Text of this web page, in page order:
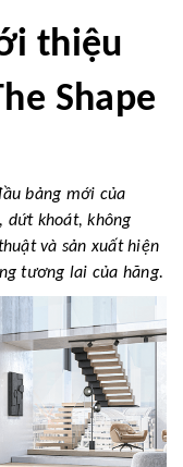
thiệu
Shape
bảng mới của
dứt khoát, không
và sản xuất hiện
tương lai của hãng.